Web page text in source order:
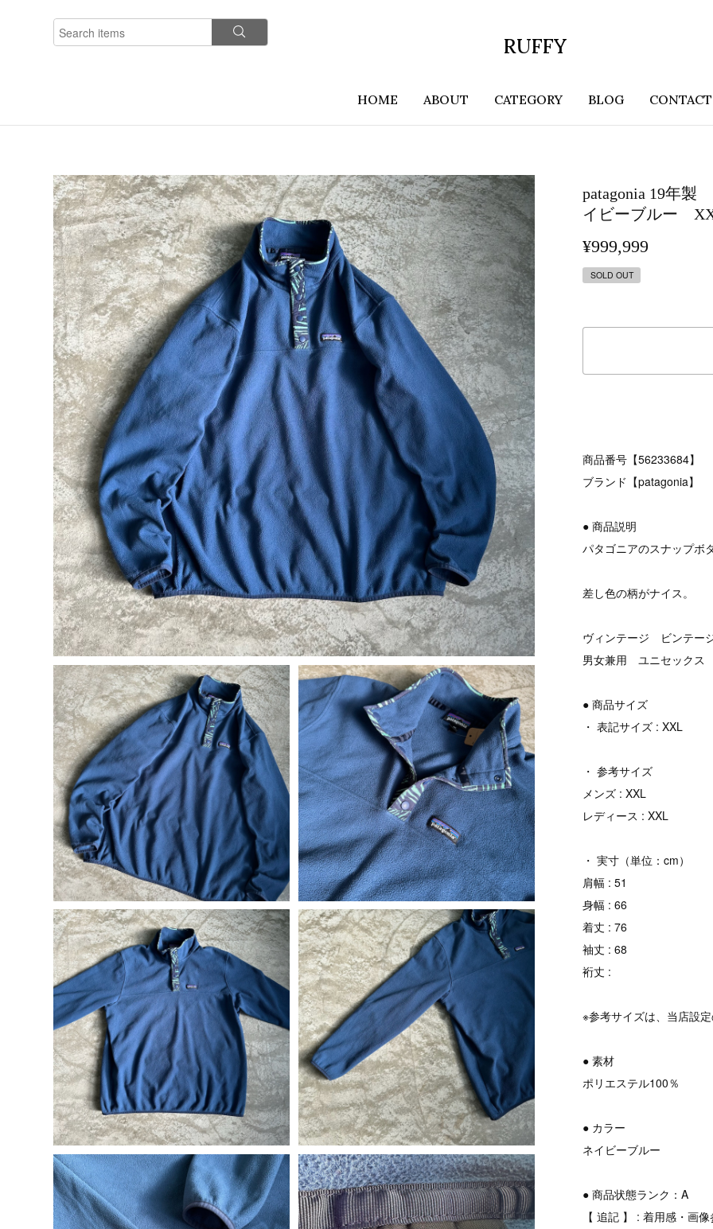
RUFFY
HOME ABOUT CATEGORY BLOG CONTACT
patagonia 19年
イビーブルー
¥999,999
SOLD OUT
商品番号【56233684】
ブランド【patagonia】
● 商品説明
パタゴニアのスナップボ
差し色の柄がナイス。
ヴィンテージ ビンテー
男女兼用 ユニセックス
● 商品サイズ
・ 表記サイズ : XXL
・ 参考サイズ
メンズ : XXL
レディース : XXL
・ 実寸（単位：cm）
肩幅 : 51
身幅 : 66
着丈 : 76
袖丈 : 68
裄丈 :
※参考サイズは、当店設
● 素材
ポリエステル100％
● カラー
ネイビーブルー
● 商品状態ランク：A
【 追記 】 : 着用感・画像